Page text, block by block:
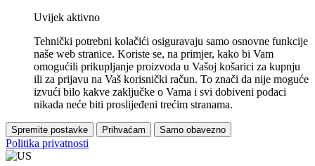
Uvijek aktivno
Tehnički potrebni kolačići osiguravaju samo osnovne funkcije
naše web stranice. Koriste se, na primjer, kako bi Vam
omogućili prikupljanje proizvoda u Vašoj košarici za kupnju
ili za prijavu na Vaš korisnički račun. To znači da nije moguće
izvući bilo kakve zaključke o Vama i svi dobiveni podaci
nikada neće biti proslijeđeni trećim stranama.
Spremite postavke Prihvaćam Samo obavezno
Politika privatnosti